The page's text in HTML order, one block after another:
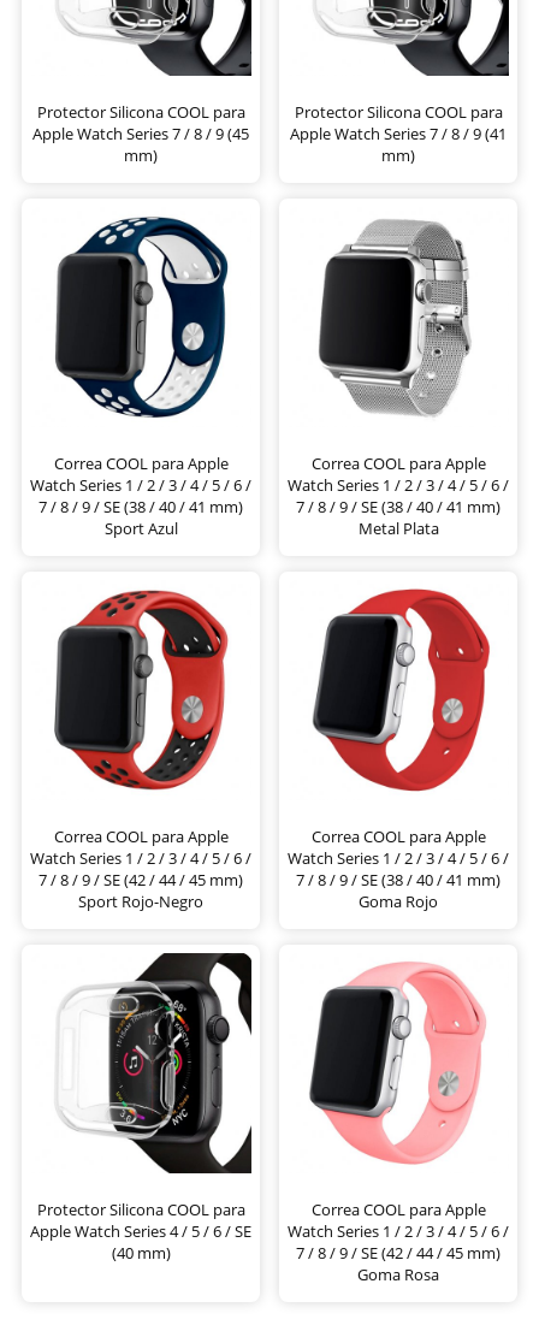
Protector Silicona COOL para
Apple Watch Series 7 / 8 / 9 (45
mm)
Protector Silicona COOL para
Apple Watch Series 7 / 8 / 9 (41
mm)
Correa COOL para Apple
Watch Series 1 / 2 / 3 / 4 / 5 / 6 /
7 / 8 / 9 / SE (38 / 40 / 41 mm)
Sport Azul
Correa COOL para Apple
Watch Series 1 / 2 / 3 / 4 / 5 / 6 /
7 / 8 / 9 / SE (38 / 40 / 41 mm)
Metal Plata
Correa COOL para Apple
Watch Series 1 / 2 / 3 / 4 / 5 / 6 /
7 / 8 / 9 / SE (42 / 44 / 45 mm)
Sport Rojo-Negro
Correa COOL para Apple
Watch Series 1 / 2 / 3 / 4 / 5 / 6 /
7 / 8 / 9 / SE (38 / 40 / 41 mm)
Goma Rojo
Protector Silicona COOL para
Apple Watch Series 4 / 5 / 6 / SE
(40 mm)
Correa COOL para Apple
Watch Series 1 / 2 / 3 / 4 / 5 / 6 /
7 / 8 / 9 / SE (42 / 44 / 45 mm)
Goma Rosa